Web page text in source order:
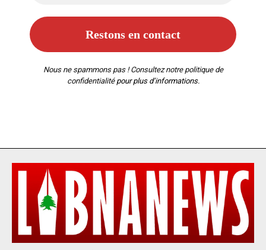
Nous ne spammons pas ! Consultez notre politique de
confidentialitépour plus d’informations.